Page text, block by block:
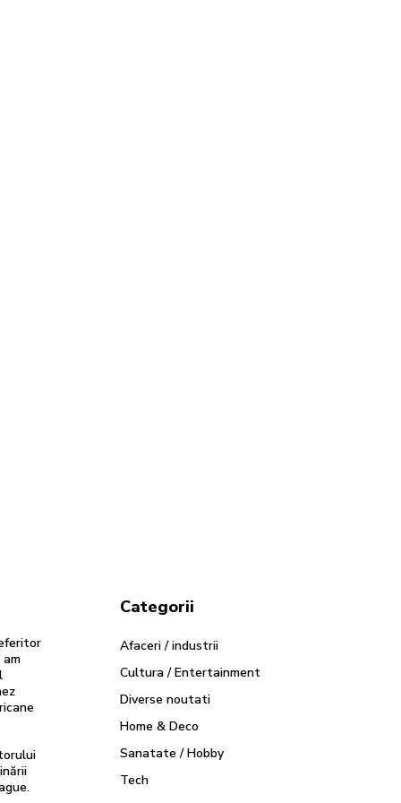
Categorii
Afaceri / industrii
Cultura / Entertainment
Diverse noutati
Home & Deco
Sanatate / Hobby
Tech